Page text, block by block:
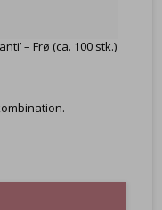
– Frø (ca. 100 stk.)